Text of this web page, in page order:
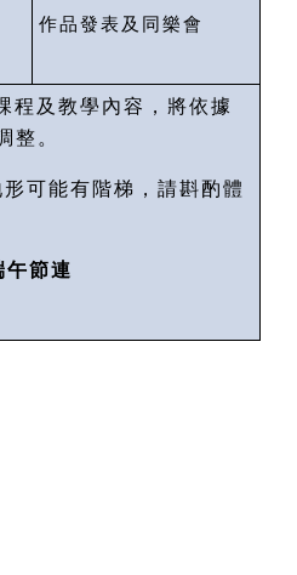
作品發表及同樂會
程及教學內容，將依據
整。
可能有階梯，請斟酌體
午節連